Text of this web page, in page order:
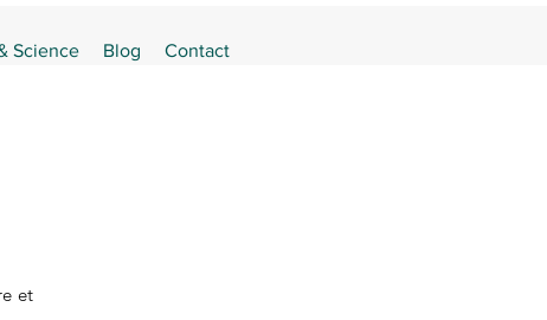
Science Blog Contact
et